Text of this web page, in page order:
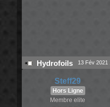
Hydrofoils 13 Fév 2021
Steff29
Hors Ligne
Membre elite